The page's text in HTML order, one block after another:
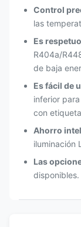
Control
las
Es
R404a/
de baja
Es fácil de
inferior
con
Ahorro
iluminación
Las
disponibles.